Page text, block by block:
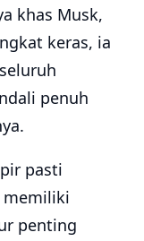
khas Musk,
keras, ia
penuh
pasti
penting